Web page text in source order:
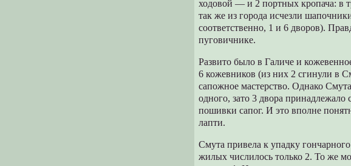
ходовой — и 2 портных кропача: в
так же из города исчезли
соответственно, 1 и 6 дворов).
пуговичнике.
Развито было в Галиче и
6 кожевников (из них 2 сгинули в
сапожное мастерство. Однако
одного, зато 3 двора
пошивки сапог. И это вполне
лапти.
Смута привела к упадку
жилых числилось только 2. То же